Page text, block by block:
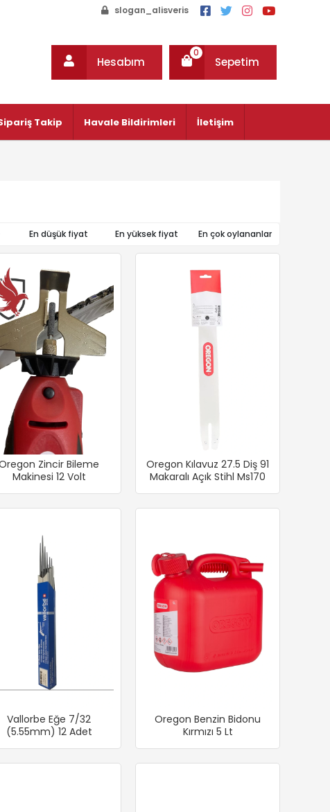
slogan_alisveris
Hesabım Sepetim
0
Takip Havale Bildirimleri İletişim
En düşük fiyat En yüksek fiyat En çok oylananlar
Zincir Bileme
Makinesi 12 Volt
Oregon Kılavuz 27.5 Diş 91
Makaralı Açık Stihl Ms170
Vallorbe Eğe 7/32
(5.55mm) 12 Adet
Oregon Benzin Bidonu
Kırmızı 5 Lt